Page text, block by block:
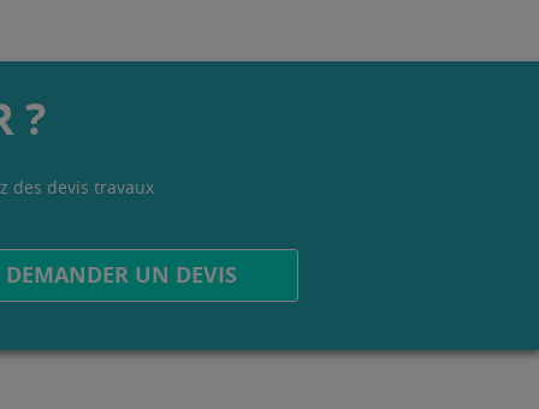
?
des devis travaux
DEMANDER UN DEVIS